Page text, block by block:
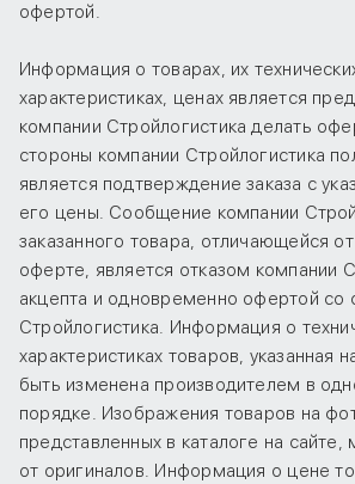
офертой.
Информация о товарах, их
характеристиках, ценах является
компании Стройлогистика делать
стороны компании Стройлогистика
является подтверждение заказа с
его цены. Сообщение компании
заказанного товара, отличающейся от
оферте, является отказом компании
акцепта и одновременно офертой со
Стройлогистика. Информация о
характеристиках товаров, указанная
быть изменена производителем в
порядке. Изображения товаров на
представленных в каталоге на сайте,
от оригиналов. Информация о цене